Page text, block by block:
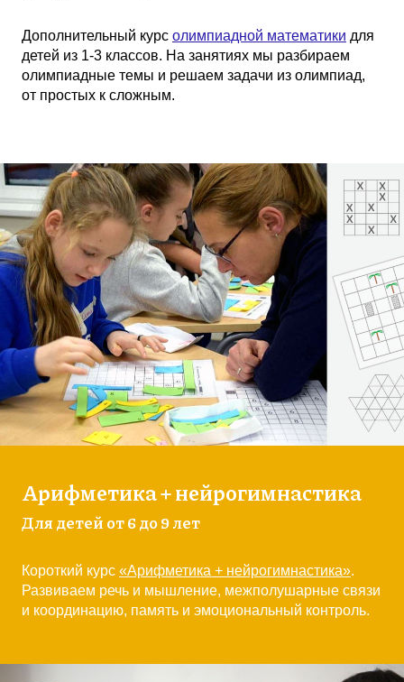
Дополнительный курс олимпиадной математики для
детей из 1-3 классов. На занятиях мы разбираем
олимпиадные темы и решаем задачи из олимпиад,
от простых к сложным.
Арифметика + нейрогимнастика
Для детей от 6 до 9 лет
Короткий курс «Арифметика + нейрогимнастика».
Развиваем речь и мышление, межполушарные связи
и координацию, память и эмоциональный контроль.